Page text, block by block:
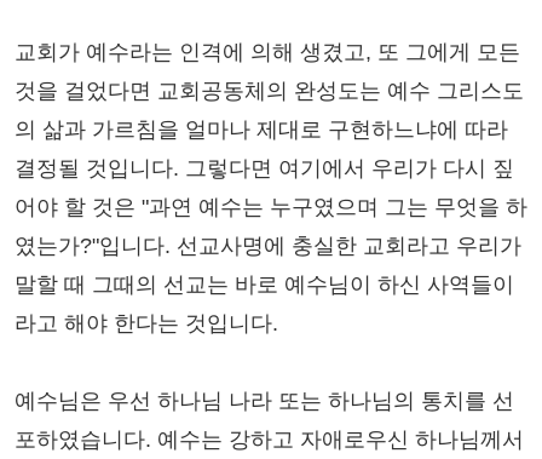
교회가 예수라는 인격에 의해 생겼고, 또 그에게 모든
것을 걸었다면 교회공동체의 완성도는 예수 그리스도
의 삶과 가르침을 얼마나 제대로 구현하느냐에 따라
결정될 것입니다. 그렇다면 여기에서 우리가 다시 짚
어야 할 것은 "과연 예수는 누구였으며 그는 무엇을 하
였는가?"입니다. 선교사명에 충실한 교회라고 우리가
말할 때 그때의 선교는 바로 예수님이 하신 사역들이
라고 해야 한다는 것입니다.
예수님은 우선 하나님 나라 또는 하나님의 통치를 선
포하였습니다. 예수는 강하고 자애로우신 하나님께서